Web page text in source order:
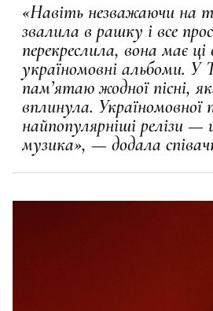
«Навіть незважаючи на
звалила в рашку і все
перекреслила, вона має ці
україномовні альбоми. У
пам’ятаю жодної пісні,
вплинула. Україномовної
найпопулярніші релізи —
музика», — додала